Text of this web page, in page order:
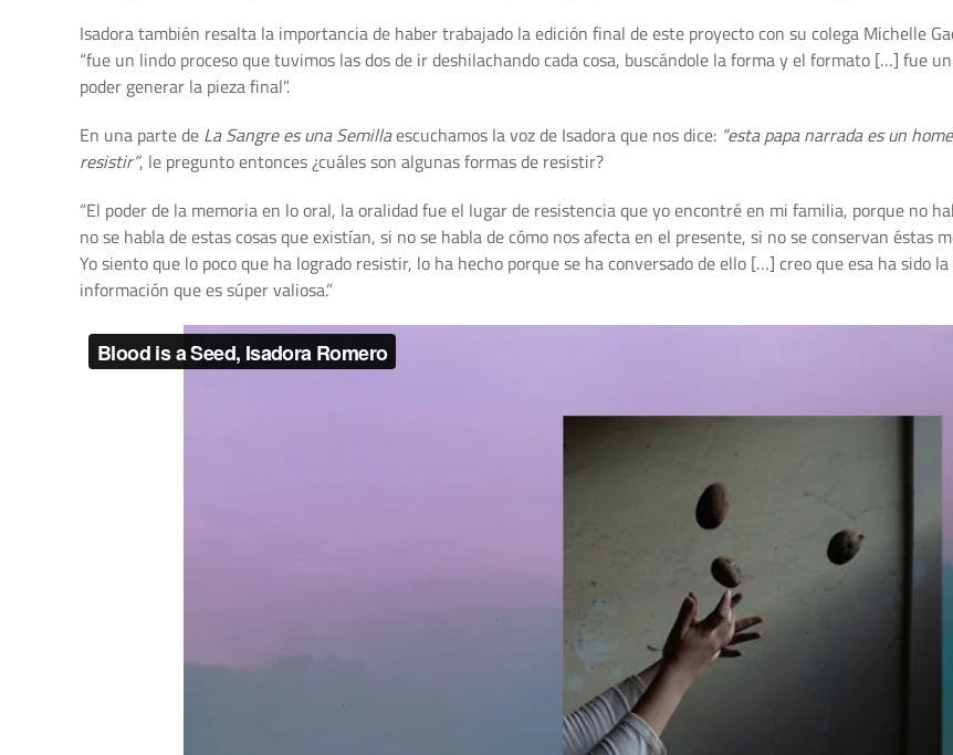
Isadora también resalta la importancia de haber trabajado la edición final de este proyecto con su colega Michelle
“fue un lindo proceso que tuvimos las dos de ir deshilachando cada cosa, buscándole la forma y el formato […] fue
poder generar la pieza final”.
En una parte de La Sangre es una Semillaescuchamos la voz de Isadora que nos dice: “esta papa narrada es un
resistir”, le pregunto entonces ¿cuáles son algunas formas de resistir?
“El poder de la memoria en lo oral, la oralidad fue el lugar de resistencia que yo encontré en mi familia, porque no
no se habla de estas cosas que existían, si no se habla de cómo nos afecta en el presente, si no se conservan éstas
Yo siento que lo poco que ha logrado resistir, lo ha hecho porque se ha conversado de ello […] creo que esa ha sido
información que es súper valiosa.”